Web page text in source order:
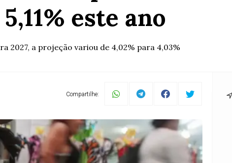
5,11% este ano
2027, a projeção variou de 4,02% para 4,03%
Compartilhe: